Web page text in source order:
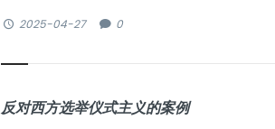
2025-04-27 0
反对西方选举仪式主义的案例